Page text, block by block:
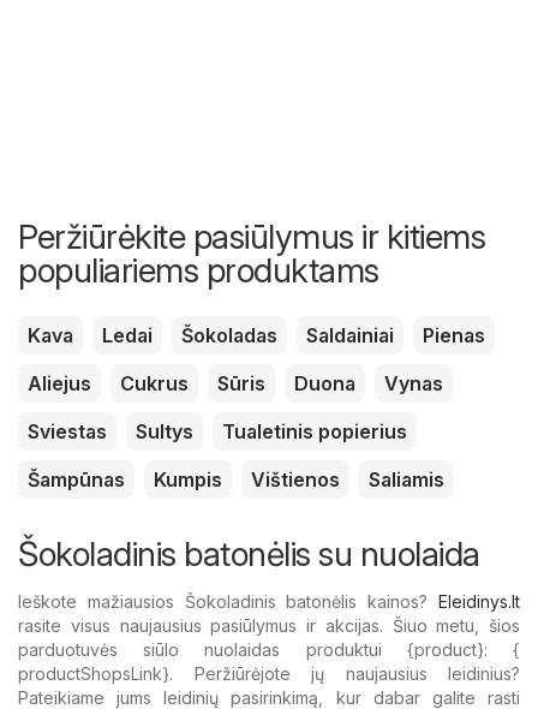
Peržiūrėkite pasiūlymus ir kitiems
populiariems produktams
Kava Ledai Šokoladas Saldainiai
Pienas
Aliejus
Cukrus Sūris Duona
Vynas
Sviestas
Sultys
Tualetinis popierius
Šampūnas
Kumpis Vištienos Saliamis
Šokoladinis batonėlis su nuolaida
Ieškote mažiausios Šokoladinis batonėlis kainos? Eleidinys.lt
rasite visus naujausius pasiūlymus ir akcijas. Šiuo metu, šios
parduotuvės siūlo nuolaidas produktui {​product}: {​
productShopsLink}. Peržiūrėjote jų naujausius leidinius?
Pateikiame jums leidinių pasirinkimą, kur dabar galite rasti